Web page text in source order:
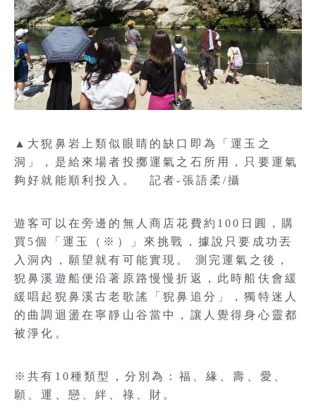
▲大猊鼻岩上類似眼睛的缺口即為「運玉之
洞」，是給來場者投擲運氣之石所用，只要運氣
夠好就能順利投入。 記者-張語柔/攝
遊客可以在旁邊的無人商店花費約100日圓，購
買5個「運玉（※）」來挑戰，據說只要成功丟
入洞內，願望就有可能實現。 測完運氣之後，
猊鼻溪遊船便沿著原路慢慢折返，此時船伕會緩
緩唱起猊鼻溪古老歌謠「猊鼻追分」，獨特迷人
的曲調迴盪在寧靜山谷當中，讓人覺得身心靈都
被淨化。
※共有10種類型，分別為：福、緣、壽、愛、
願、運、戀、絆、祿、財。